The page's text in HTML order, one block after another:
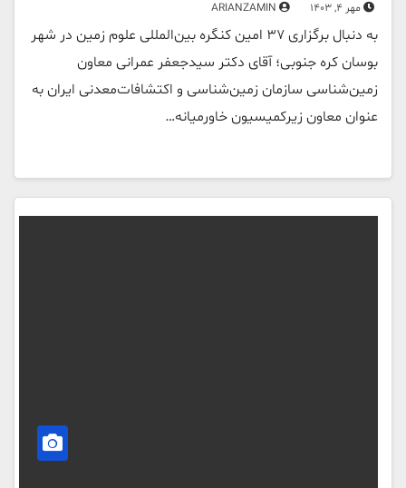
مهر 4, 1403
به دنبال برگزاری ۳۷ امین کنگره بین‌المللی علوم زمین در شهر
بوسان کره جنوبی؛ آقای دکتر سیدجعفر عمرانی معاون
زمین‌شناسی سازمان زمین‌شناسی و اکتشافات‌معدنی ایران به
عنوان معاون زیرکمیسیون خاورمیانه…